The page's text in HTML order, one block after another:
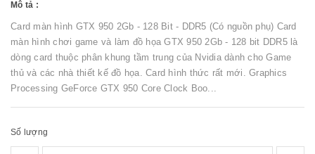
Mô tả :
Card màn hình GTX 950 2Gb - 128 Bit - DDR5 (Có nguồn phụ) Card
màn hình chơi game và làm đồ họa GTX 950 2Gb - 128 bit DDR5 là
dòng card thuộc phân khung tầm trung của Nvidia dành cho Game
thủ và các nhà thiết kế đồ họa. Card hình thức rất mới. Graphics
Processing GeForce GTX 950 Core Clock Boo...
Số lượng